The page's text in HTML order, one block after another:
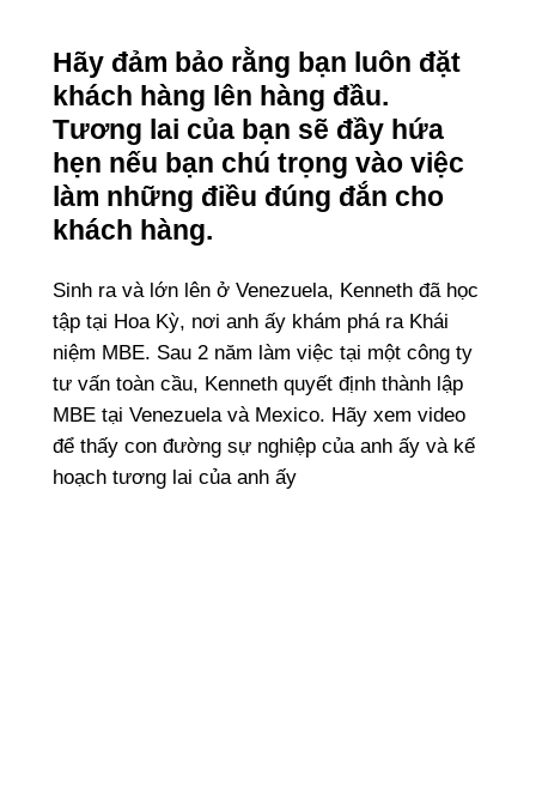
Hãy đảm bảo rằng bạn luôn đặt
khách hàng lên hàng đầu.
Tương lai của bạn sẽ đầy hứa
hẹn nếu bạn chú trọng vào việc
làm những điều đúng đắn cho
khách hàng.
Sinh ra và lớn lên ở Venezuela, Kenneth đã học
tập tại Hoa Kỳ, nơi anh ấy khám phá ra Khái
niệm MBE. Sau 2 năm làm việc tại một công ty
tư vấn toàn cầu, Kenneth quyết định thành lập
MBE tại Venezuela và Mexico. Hãy xem video
để thấy con đường sự nghiệp của anh ấy và kế
hoạch tương lai của anh ấy